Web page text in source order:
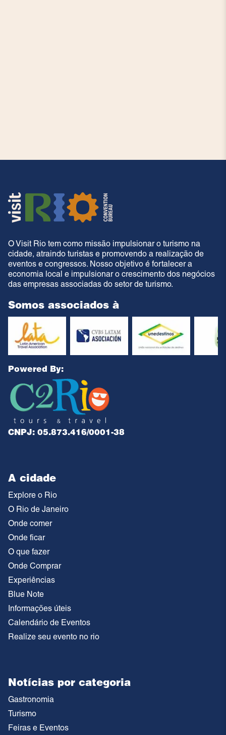
O Visit Rio tem como missão impulsionar o turismo na
cidade, atraindo turistas e promovendo a realização de
eventos e congressos. Nosso objetivo é fortalecer a
economia local e impulsionar o crescimento dos negócios
das empresas associadas do setor de turismo.
Somos associados à
Powered By:
CNPJ: 05.873.416/0001-38
A cidade
Explore o Rio
O Rio de Janeiro
Onde comer
Onde ficar
O que fazer
Onde Comprar
Experiências
Blue Note
Informações úteis
Calendário de Eventos
Realize seu evento no rio
Notícias por categoria
Gastronomia
Turismo
Feiras e Eventos